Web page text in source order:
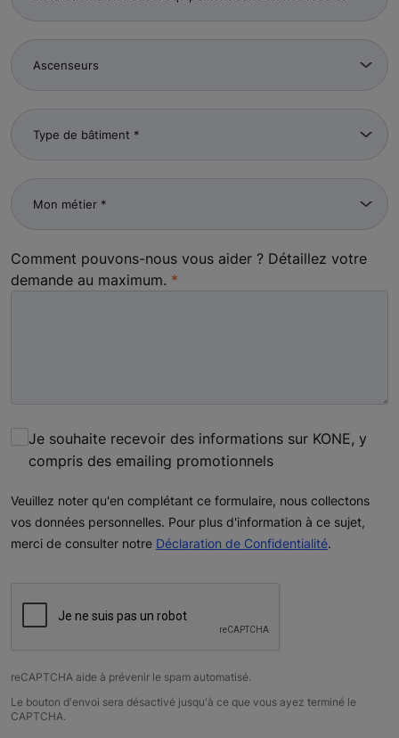
Comment pouvons-nous vous aider ? Détaillez votre
demande au maximum.
Je souhaite recevoir des informations sur KONE, y
compris des emailing promotionnels
Veuillez noter qu'en complétant ce formulaire, nous collectons
vos données personnelles. Pour plus d'information à ce sujet,
merci de consulter notre Déclaration de Confidentialité.
reCAPTCHA aide à prévenir le spam automatisé.
Le bouton d'envoi sera désactivé jusqu'à ce que vous ayez terminé le
CAPTCHA.